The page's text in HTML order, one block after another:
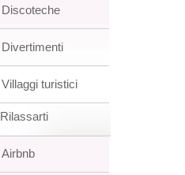
Discoteche
Divertimenti
Villaggi turistici
Rilassarti
Airbnb